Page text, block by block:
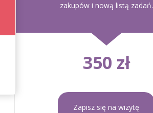
zakupów i nową listą zadań.
350 zł
Zapisz się na wizytę